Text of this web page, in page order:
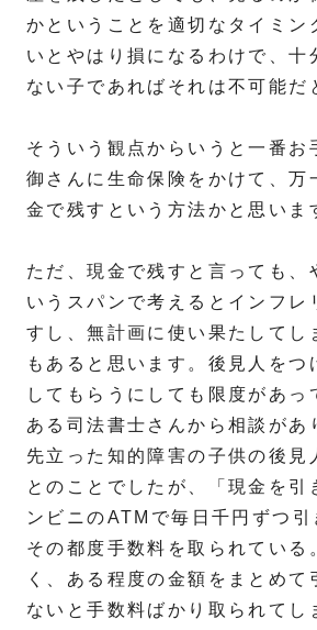
かということを適切なタイミン
いとやはり損になるわけで、十
ない子であればそれは不可能だ
そういう観点からいうと一番お
御さんに生命保険をかけて、万
金で残すという方法かと思いま
ただ、現金で残すと言っても、
いうスパンで考えるとインフレ
すし、無計画に使い果たしてし
もあると思います。後見人をつ
してもらうにしても限度があっ
ある司法書士さんから相談があ
先立った知的障害の子供の後見
とのことでしたが、「現金を引
ンビニのATMで毎日千円ずつ引
その都度手数料を取られている
く、ある程度の金額をまとめて
ないと手数料ばかり取られてし